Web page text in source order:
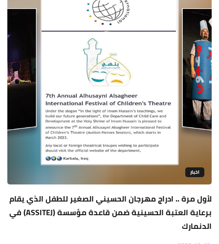
اخبار
لأول مرة .. ادراج مهرجان الحسيني الصغير للطفل الذي يقام
برعاية العتبة الحسينية ضمن قاعدة مؤسسة (ASSITEJ) في
الدنمارك